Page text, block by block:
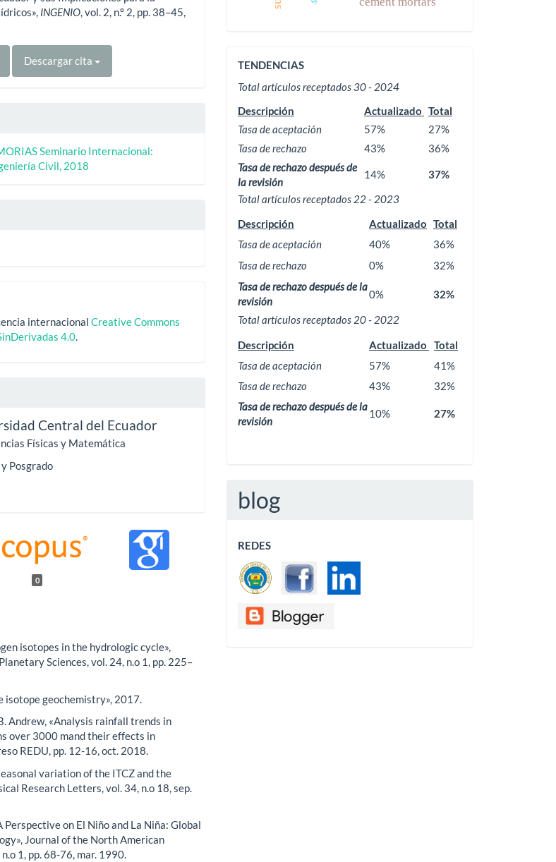
INGENIO , vol. 2, n.º 2, pp. 38–45,
Descargar cita
Seminario Internacional:
Civil, 2018
internacionalCreative Commons
4.0
Central del Ecuador
Físicas y Matemática
Posgrado
0
isotopes in the hydrologic cycle»,
Sciences, vol. 24, n.o 1, pp. 225–
isotope geochemistry», 2017.
Andrew, «Analysis rainfall trends in
over 3000 mand their effects in
REDU, pp. 12-16, oct. 2018.
variation of the ITCZ and the
Research Letters, vol. 34, n.o 18, sep.
Perspective on El Niño and La Niña: Global
Journal of the North American
1, pp. 68-76, mar. 1990.
ACTIVIDAD
EDITORIAL
TENDENCIAS
Total artículos receptados 30 - 2024
Descripción
Actualizado Total
Tasa de aceptación
57%
27%
Tasa de rechazo
43%
36%
Tasa de rechazo después de
la revisión
14%
37%
Total artículos receptados 22 - 2023
Descripción
Actualizado Total
Tasa de aceptación
40%
36%
Tasa de rechazo
0%
32%
Tasa de rechazo después de la
revisión
0%
32%
Total artículos receptados 20 - 2022
Descripción
Actualizado
Total
Tasa de aceptación
57%
41%
Tasa de rechazo
43%
32%
Tasa de rechazo después de la
revisión
10% 27%
blog
REDES